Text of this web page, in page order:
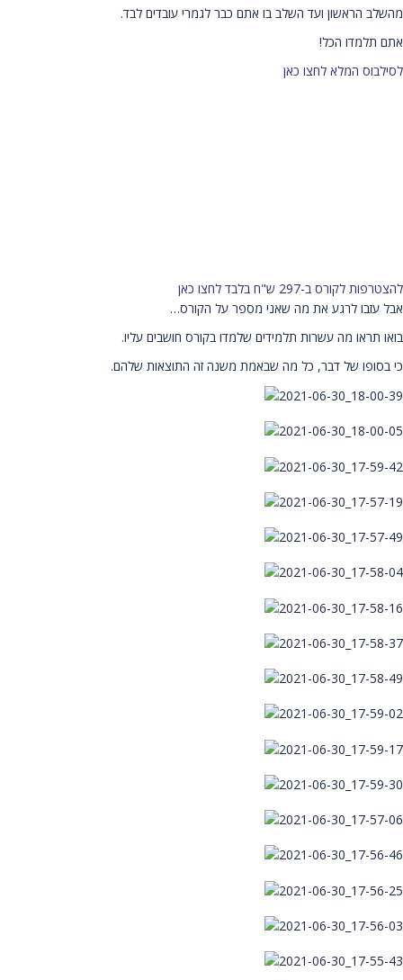
מהשלב הראשון ועד השלב בו אתם כבר לגמרי עובדים לבד.
אתם תלמדו הכל!
לסילבוס המלא לחצו כאן
להצטרפות לקורס ב-297 ש"ח בלבד לחצו כאן
אבל עזבו לרגע את מה שאני מספר על הקורס…
בואו תראו מה עשרות תלמידים שלמדו בקורס חושבים עליו.
כי בסופו של דבר, כל מה שבאמת משנה זה התוצאות שלהם.